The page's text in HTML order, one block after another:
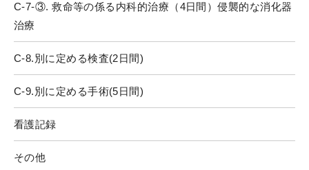
C-7-③. 救命等の係る内科的治療（4日間）侵襲的な消化器
治療
C-8.別に定める検査(2日間)
C-9.別に定める手術(5日間)
看護記録
その他